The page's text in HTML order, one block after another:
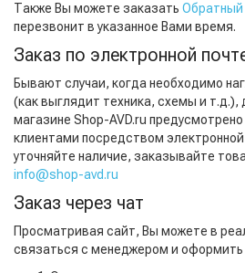
Также Вы можете заказать Обратный
перезвонит в указанное Вами время.
Заказ по электронной
Бывают случаи, когда необходимо
(как выглядит техника, схемы и т.д.),
магазине Shop-AVD.ru
клиентами посредством
уточняйте наличие, заказывайте
info@shop-avd.ru
Заказ через чат
Просматривая сайт, Вы можете в
связаться с менеджером и оформить